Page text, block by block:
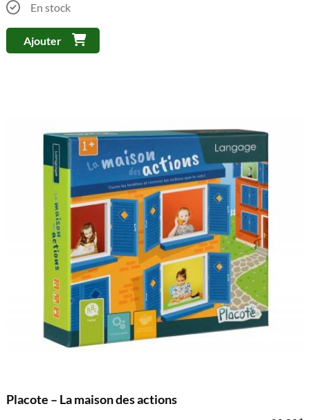
En stock
Ajouter
Placote – La maison des actions